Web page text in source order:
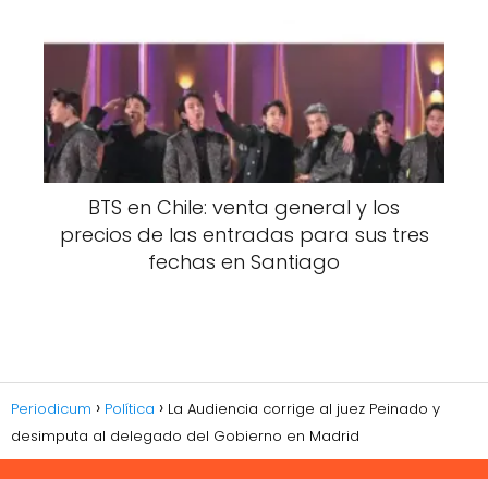
BTS en Chile: venta general y los
precios de las entradas para sus tres
fechas en Santiago
Periodicum Política
La Audiencia corrige al juez Peinado y
desimputa al delegado del Gobierno en Madrid